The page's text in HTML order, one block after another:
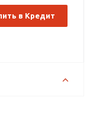
в Кредит